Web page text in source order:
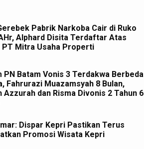
Pabrik Narkoba Cair di Ruko
Alphard Disita Terdaftar Atas
PT Mitra Usaha Properti
PN Batam Vonis 3 Terdakwa Berbeda
Fahrurazi Muazamsyah 8 Bulan,
Azzurah dan Risma Divonis 2 Tahun 6
Dispar Kepri Pastikan Terus
Promosi Wisata Kepri